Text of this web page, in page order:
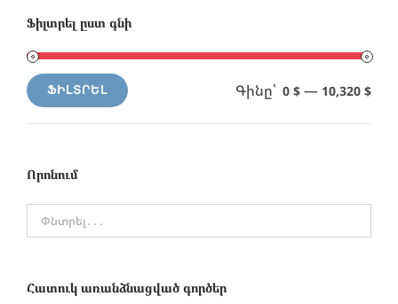
Ֆիլտրել ըստ գնի
Min
MaxՖԻԼՏՐԵԼ Գինը՝ 0 $ — 10,320 $
Որոնում
Հատուկ առանձնացված գործեր